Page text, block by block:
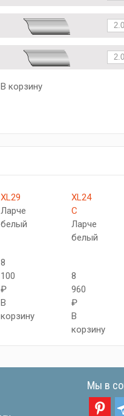
В корзину
XL29
Ларче
белый
8
100
₽
В
корзину
XL24
C
Ларче
белый
8
960
₽
В
корзину
Мы в